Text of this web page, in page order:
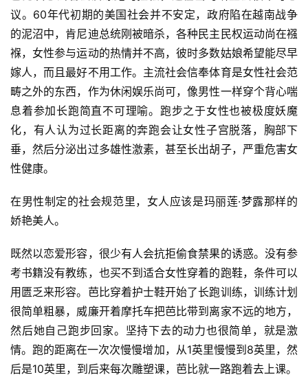
议。60年代初期的美国社会并不安定，政府陷在越南战争
的泥沼中，肯尼迪总统刚被暗杀，各种民主民权运动尚在襁
褓，女性参与运动的热情并不高，彼时多数姑娘希望能尽早
嫁人，而且最好不用工作。主流社会信奉体育是女性社会范
畴之外的东西，作为休闲娱乐尚可，像男性一样穿个背心喘
息着参加长跑简直不可理喻。跑步之于女性也被极度妖魔
化，有人认为过长距离的奔跑会让女性子宫脱落，胸部下
垂，然后分泌出过多雄性激素，甚至长出胡子，严重危害女
性健康。
在男性制定的社会规范里，女人应该是玛丽莲·梦露那样的
娇艳美人。
既然以恋爱形容，很少有人会抗拒偷食禁果的诱惑。没有参
考书籍没有教练，也买不到适合女性穿着的跑鞋，条件可以
用匮乏来形容。芭比穿着护士鞋开始了长跑训练，训练计划
很简单粗暴，威廉开着摩托车把芭比带到离家不远的地方，
然后她自己跑步回家。坚持下去的动力也很简单，就是激
情。跑的距离在一次次慢慢增加，从1英里慢慢到8英里，然
后是10英里，到后来每次雕塑课，芭比就一路跑着去上课。